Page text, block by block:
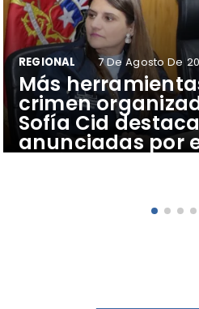
​Más
crimen
Sofía Cid
anunciadas por
José Antonio
REGIONAL 7 De Agosto De